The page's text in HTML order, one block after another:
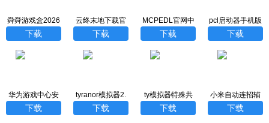
舜舜游戏盒2026
最新版
下载
云终末地下载官
方最新版
下载
MCPEDL官网中
文汉化版
下载
pcl启动器手机版
下载
下载
华为游戏中心安
装
下载
tyranor模拟器2.
3.3版
下载
ty模拟器特殊共
存版
下载
小米自动连招辅
助器最新版
下载